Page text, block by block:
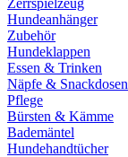
Hundeanhänger
Zubehör
Hundeklappen
Essen & Trinken
Näpfe & Snackdosen
Pflege
Bürsten & Kämme
Bademäntel
Hundehandtücher